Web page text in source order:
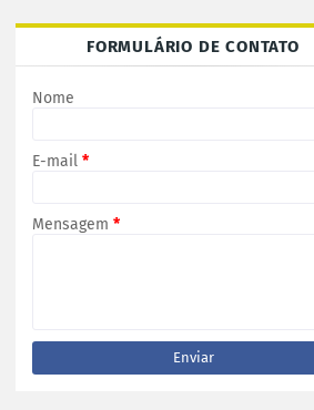
FORMULÁRIO DE CONTATO
Nome
E-mail *
Mensagem *